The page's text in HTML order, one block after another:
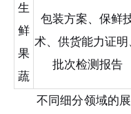
生
鲜
果
蔬
包装方案、保鲜
术、供货能力证明
批次检测报告
不同细分领域的展